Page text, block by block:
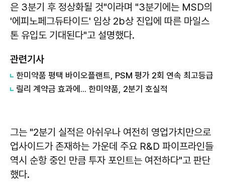
은 3분기 후 정상화될 것"이라며 "3분기에는 MSD의
'에피노페그듀타이드' 임상 2b상 진입에 따른 마일스
톤 유입도 기대된다"고 설명했다.
관련기사
한미약품 평택 바이오플랜트, PSM 평가 2회 연속 최고등급
릴리 계약금 효과에... 한미약품, 2분기 호실적
그는 "2분기 실적은 아쉬우나 여전히 영업가치만으로
업사이드가 존재하는 가운데 주요 R&D 파이프라인들
역시 순항 중인 만큼 투자 포인트는 여전하다"고 판단
했다.